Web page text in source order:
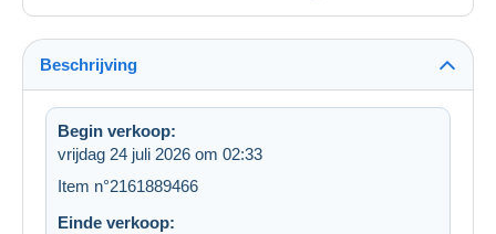
Beschrijving
Begin verkoop:
vrijdag 24 juli 2026 om 02:33
Item n°2161889466
Einde verkoop: